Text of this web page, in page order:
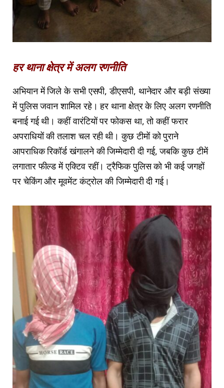
हर थाना क्षेत्र में अलग रणनीति
अभियान में जिले के सभी एसपी, डीएसपी, थानेदार और बड़ी संख्या
में पुलिस जवान शामिल रहे। हर थाना क्षेत्र के लिए अलग रणनीति
बनाई गई थी। कहीं वारंटियों पर फोकस था, तो कहीं फरार
अपराधियों की तलाश चल रही थी। कुछ टीमों को पुराने
आपराधिक रिकॉर्ड खंगालने की जिम्मेदारी दी गई, जबकि कुछ टीमें
लगातार फील्ड में एक्टिव रहीं। ट्रैफिक पुलिस को भी कई जगहों
पर चेकिंग और मूवमेंट कंट्रोल की जिम्मेदारी दी गई।